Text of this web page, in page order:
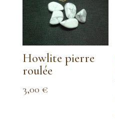
Howlite pierre
roulée
3,00 €